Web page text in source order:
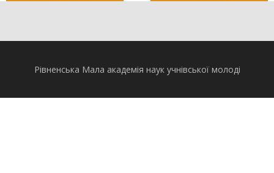
Рівненська Мала академія наук учнівської молоді